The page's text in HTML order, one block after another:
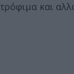
τρόφιμα και